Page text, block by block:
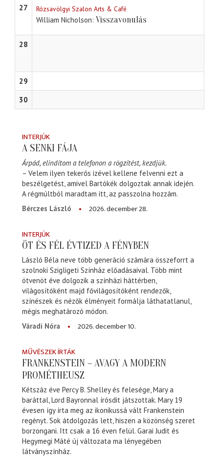
27 Rózsavölgyi Szalon Arts & Café
William Nicholson Visszavonulás
28
29
30
INTERJÚK
A SENKI FÁJA
Árpád, elindítom a telefonon a rögzítést, kezdjük.
– Velem ilyen tekerős izével kellene felvenni ezt a
beszélgetést, amivel Bartókék dolgoztak annak idején.
A régmúltból maradtam itt, az passzolna hozzám.
Bérczes László
2026. december 28.
INTERJÚK
ÖT ÉS FÉL ÉVTIZED A FÉNYBEN
László Béla neve több generáció számára összeforrt a
szolnoki Szigligeti Színház előadásaival. Több mint
ötvenöt éve dolgozik a színházi háttérben,
világosítóként majd fővilágosítóként rendezők,
színészek és nézők élményeit formálja láthatatlanul,
mégis meghatározó módon.
Váradi Nóra
2026. december 10.
MŰVÉSZEK ÍRTÁK
FRANKENSTEIN – AVAGY A MODERN
PROMÉTHEUSZ
Kétszáz éve Percy B. Shelley és felesége, Mary a
baráttal, Lord Bayronnal írósdit játszottak. Mary 19
évesen így írta meg az ikonikussá vált Frankenstein
regényt. Sok átdolgozás lett, hiszen a közönség szeret
borzongani. Itt csak a 16 éven felül. Garai Judit és
Hegymegi Máté új változata ma lényegében
látványszínház.